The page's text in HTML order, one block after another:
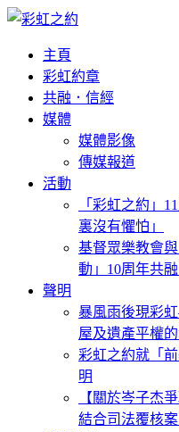
主頁
彩虹約章
共融．信經
媒體
媒體影像
傳媒報道
活動
「彩虹之約」
裏沒有懼怕」
基督眾樂教會
動」10周年共
聲明
暴風雨後現彩
屋及遺產平權
彩虹之約就「
明
【關於岑子杰
結合司法覆核